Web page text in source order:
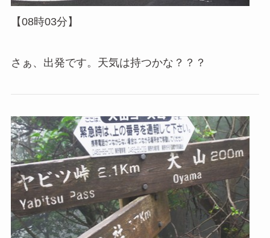
【08時03分】
さぁ、出発です。天気は持つかな？？？